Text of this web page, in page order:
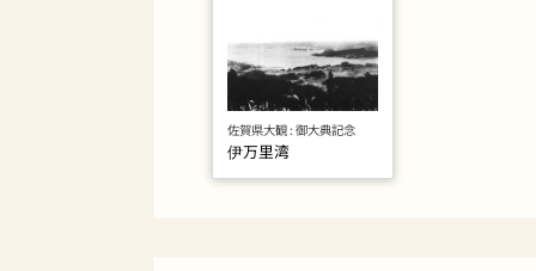
佐賀県大観 : 御大典記念
伊万里湾